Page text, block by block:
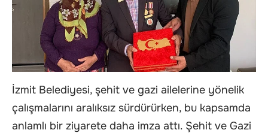
İzmit Belediyesi, şehit ve gazi ailelerine yönelik
çalışmalarını aralıksız sürdürürken, bu kapsamda
anlamlı bir ziyarete daha imza attı. Şehit ve Gazi